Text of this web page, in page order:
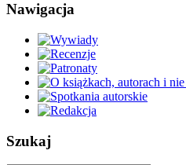
Nawigacja
Szukaj